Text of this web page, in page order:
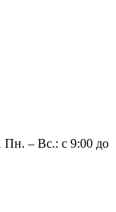
Пн. – Вс.: с 9:00 до